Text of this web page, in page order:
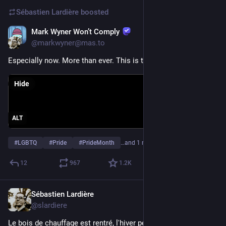
Sébastien Lardière boosted
Mark Wyner Won’t Comply
@markwyner@mas.to
Especially now. More than ever. This is the way.
ALT
Hide
#LGBTQ #Pride #PrideMonth …and 1 more
12 967 1.2K
Sébastien Lardière
@slardiere
Le bois de chauffage est rentré, l'hiver peut arriver !